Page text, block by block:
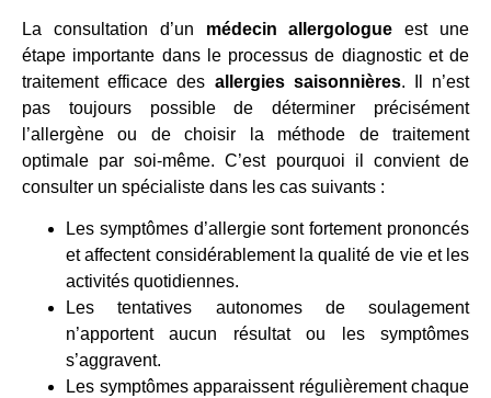
La consultation d’un médecin allergologue est une
étape importante dans le processus de diagnostic et de
traitement efficace des allergies saisonnières. Il n’est
pas toujours possible de déterminer précisément
l’allergène ou de choisir la méthode de traitement
optimale par soi-même. C’est pourquoi il convient de
consulter un spécialiste dans les cas suivants :
Les symptômes d’allergie sont fortement prononcés
et affectent considérablement la qualité de vie et les
activités quotidiennes.
Les tentatives autonomes de soulagement
n’apportent aucun résultat ou les symptômes
s’aggravent.
Les symptômes apparaissent régulièrement chaque